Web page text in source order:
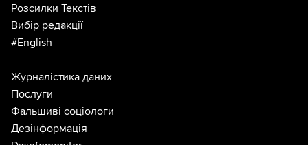
Розсилки Текстів
Вибір редакції
#English
Журналістика даних
Послуги
Фальшиві соціологи
Дезінформація